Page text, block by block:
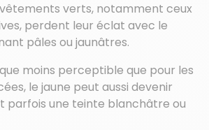
vêtements verts, notamment ceux
perdent leur éclat avec le
pâles ou jaunâtres.
moins perceptible que pour les
le jaune peut aussi devenir
parfois une teinte blanchâtre ou